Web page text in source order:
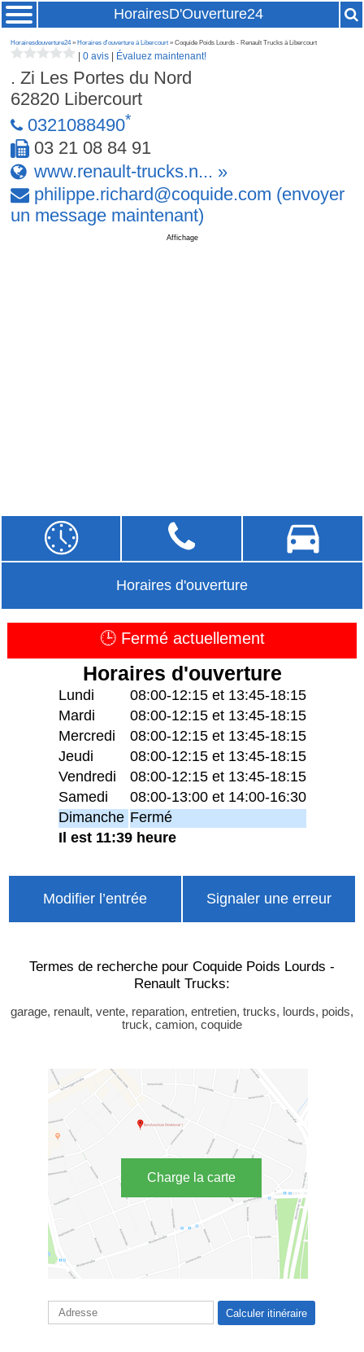
HorairesD'Ouverture24
Horairesdouverture24» Horaires d'ouverture à Libercourt » Coquide Poids Lourds - Renault Trucks à Libercourt
|0 avis Évaluez maintenant!
. Zi Les Portes du Nord
62820 Libercourt
0321088490*
03 21 08 84 91
www.renault-trucks.n... »
philippe.richard@coquide.com (envoyer
un message maintenant)
Affichage
Horaires d'ouverture
🕒 Fermé actuellement
Horaires d'ouverture
Lundi
08:00-12:15 et 13:45-18:15
Mardi
08:00-12:15 et 13:45-18:15
Mercredi
08:00-12:15 et 13:45-18:15
Jeudi
08:00-12:15 et 13:45-18:15
Vendredi
08:00-12:15 et 13:45-18:15
Samedi
08:00-13:00 et 14:00-16:30
Dimanche Fermé
Il est 11:39 heure
Modifier l’entrée Signaler une erreur
Termes de recherche pour Coquide Poids Lourds -
Renault Trucks:
garage, renault, vente, reparation, entretien, trucks, lourds, poids,
truck, camion, coquide
Charge la carte